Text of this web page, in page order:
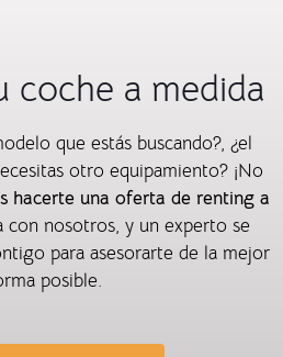
coche a medida
que estás buscando?, ¿el
otro equipamiento? ¡No
hacerte una oferta de renting a
con nosotros, y un experto se
para asesorarte de la mejor
posible.